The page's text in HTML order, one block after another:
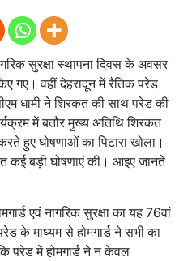
सुरक्षा स्थापना दिवस के अवसर
गए। वहीं देहरादून में रैतिक परेड
धामी ने शिरकत की साथ परेड की
में बतौर मुख्य अतिथि शिरकत
हुए घोषणाओं का पिटारा खोला।
कई बड़ी घोषणाएं की। आइए जानते
एवं नागरिक सुरक्षा का यह 76वां
के माध्यम से होमगार्ड ने सभी का
परेड में होमगार्ड ने न केवल